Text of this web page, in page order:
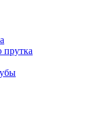
прутка